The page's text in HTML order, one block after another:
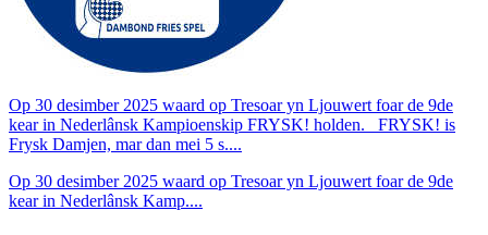
Op 30 desimber 2025 waard op Tresoar yn Ljouwert foar de 9de
kear in Nederlânsk Kampioenskip FRYSK! holden. FRYSK! is
Frysk Damjen, mar dan mei 5 s....
Op 30 desimber 2025 waard op Tresoar yn Ljouwert foar de 9de
kear in Nederlânsk Kamp....